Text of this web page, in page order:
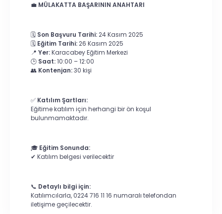
💼 MÜLAKATTA BAŞARININ ANAHTARI
🗓️ Son Başvuru Tarihi:24 Kasım 2025
🗓️ Eğitim Tarihi:26 Kasım 2025
📍 Yer:Karacabey Eğitim Merkezi
🕒 Saat:10:00 – 12:00
👥 Kontenjan:30 kişi
✅ Katılım Şartları:
Eğitime katılım için herhangi bir ön koşul
bulunmamaktadır.
🎓 Eğitim Sonunda:
✔ Katılım belgesi verilecektir
📞 Detaylı bilgi için:
Katılımcılarla, 0224 716 11 16 numaralı telefondan
iletişime geçilecektir.